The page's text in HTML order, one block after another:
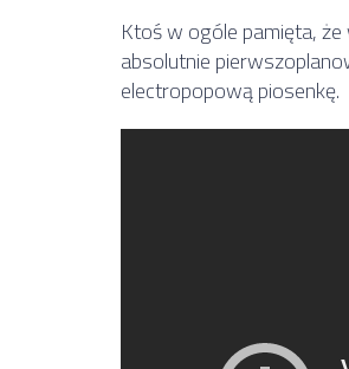
Ktoś w ogóle pamięta,
absolutnie
electropopową piosenkę.